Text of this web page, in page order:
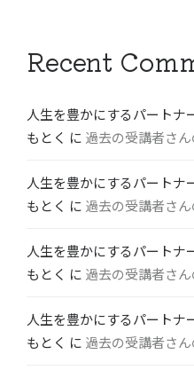
Recent
人生を豊かにするパートナ
もとく に 過去の受講者さ
人生を豊かにするパートナ
もとく に 過去の受講者さ
人生を豊かにするパートナ
もとく に 過去の受講者さ
人生を豊かにするパートナ
もとく に 過去の受講者さ